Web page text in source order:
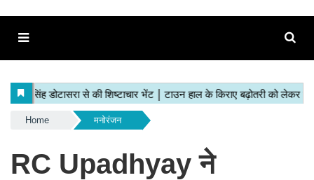
Home मनोरंजन
RC Upadhyay ने